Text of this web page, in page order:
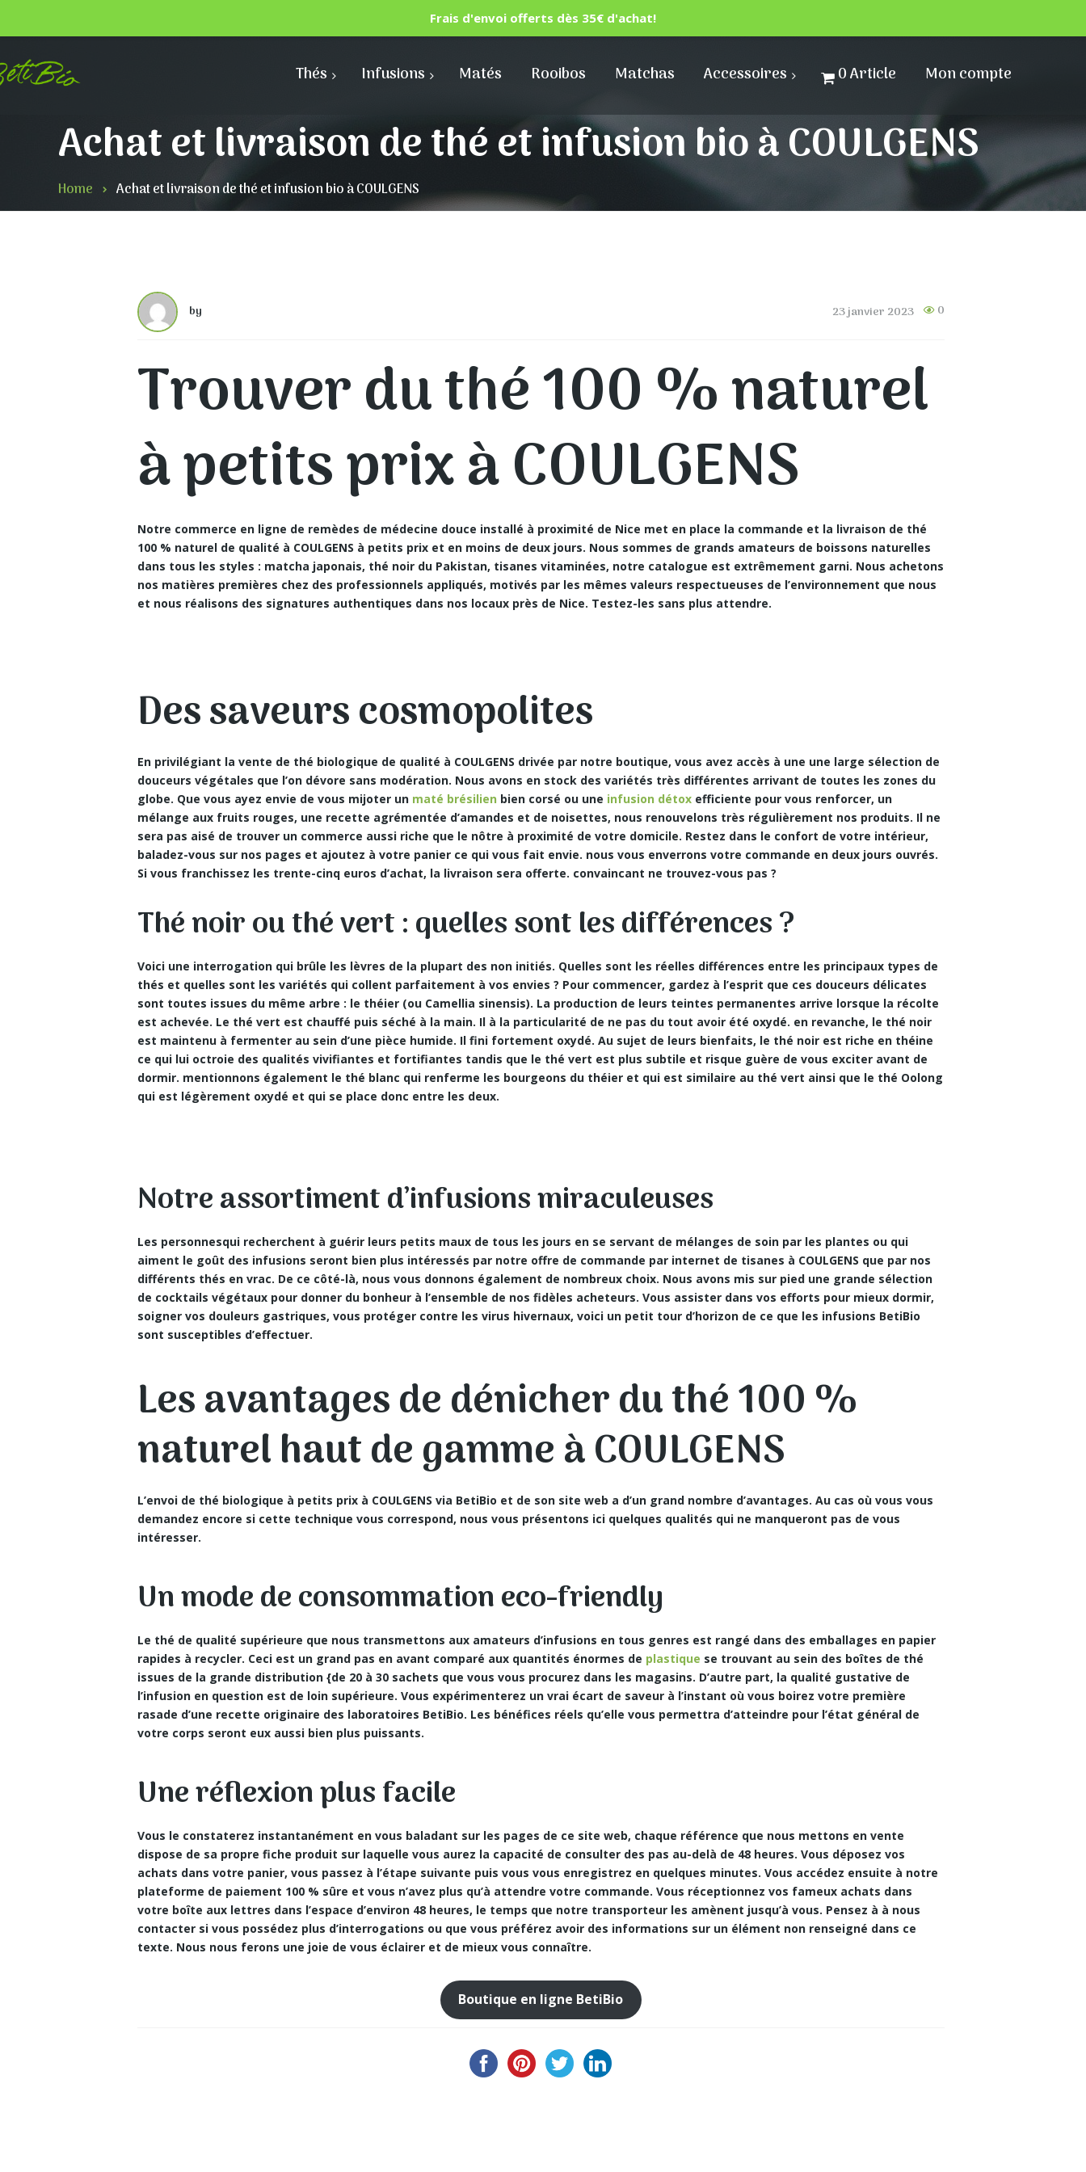
Thés Infusions Matés Rooibos Matchas Accessoires 0 Article Mon compte
Achat et livraison de thé et infusion bio à COULGENS
Home Achat et livraison de thé et infusion bio à COULGENS
by 23 janvier 2023 0
Trouver du thé 100 % naturel
à petits prix à COULGENS
Notre commerce en ligne de remèdes de médecine douce installé à proximité de Nice met en place la commande et la livraison de thé
100 % naturel de qualité à COULGENS à petits prix et en moins de deux jours. Nous sommes de grands amateurs de boissons naturelles
dans tous les styles : matcha japonais, thé noir du Pakistan, tisanes vitaminées, notre catalogue est extrêmement garni. Nous achetons
nos matières premières chez des professionnels appliqués, motivés par les mêmes valeurs respectueuses de l’environnement que nous
et nous réalisons des signatures authentiques dans nos locaux près de Nice. Testez-les sans plus attendre.
Des saveurs cosmopolites
En privilégiant la vente de thé biologique de qualité à COULGENS drivée par notre boutique, vous avez accès à une une large sélection de
douceurs végétales que l’on dévore sans modération. Nous avons en stock des variétés très différentes arrivant de toutes les zones du
globe. Que vous ayez envie de vous mijoter un maté brésilien bien corsé ou une infusion détox efficiente pour vous renforcer, un
mélange aux fruits rouges, une recette agrémentée d’amandes et de noisettes, nous renouvelons très régulièrement nos produits. Il ne
sera pas aisé de trouver un commerce aussi riche que le nôtre à proximité de votre domicile. Restez dans le confort de votre intérieur,
baladez-vous sur nos pages et ajoutez à votre panier ce qui vous fait envie. nous vous enverrons votre commande en deux jours ouvrés.
Si vous franchissez les trente-cinq euros d’achat, la livraison sera offerte. convaincant ne trouvez-vous pas ?
Thé noir ou thé vert : quelles sont les différences ?
Voici une interrogation qui brûle les lèvres de la plupart des non initiés. Quelles sont les réelles différences entre les principaux types de
thés et quelles sont les variétés qui collent parfaitement à vos envies ? Pour commencer, gardez à l’esprit que ces douceurs délicates
sont toutes issues du même arbre : le théier (ou Camellia sinensis). La production de leurs teintes permanentes arrive lorsque la récolte
est achevée. Le thé vert est chauffé puis séché à la main. Il à la particularité de ne pas du tout avoir été oxydé. en revanche, le thé noir
est maintenu à fermenter au sein d’une pièce humide. Il fini fortement oxydé. Au sujet de leurs bienfaits, le thé noir est riche en théine
ce qui lui octroie des qualités vivifiantes et fortifiantes tandis que le thé vert est plus subtile et risque guère de vous exciter avant de
dormir. mentionnons également le thé blanc qui renferme les bourgeons du théier et qui est similaire au thé vert ainsi que le thé Oolong
qui est légèrement oxydé et qui se place donc entre les deux.
Notre assortiment d’infusions miraculeuses
Les personnesqui recherchent à guérir leurs petits maux de tous les jours en se servant de mélanges de soin par les plantes ou qui
aiment le goût des infusions seront bien plus intéressés par notre offre de commande par internet de tisanes à COULGENS que par nos
différents thés en vrac. De ce côté-là, nous vous donnons également de nombreux choix. Nous avons mis sur pied une grande sélection
de cocktails végétaux pour donner du bonheur à l’ensemble de nos fidèles acheteurs. Vous assister dans vos efforts pour mieux dormir,
soigner vos douleurs gastriques, vous protéger contre les virus hivernaux, voici un petit tour d’horizon de ce que les infusions BetiBio
sont susceptibles d’effectuer.
Les avantages de dénicher du thé 100 %
naturel haut de gamme à COULGENS
L’envoi de thé biologique à petits prix à COULGENS via BetiBio et de son site web a d’un grand nombre d’avantages. Au cas où vous vous
demandez encore si cette technique vous correspond, nous vous présentons ici quelques qualités qui ne manqueront pas de vous
intéresser.
Un mode de consommation eco-friendly
Le thé de qualité supérieure que nous transmettons aux amateurs d’infusions en tous genres est rangé dans des emballages en papier
rapides à recycler. Ceci est un grand pas en avant comparé aux quantités énormes de plastique se trouvant au sein des boîtes de thé
issues de la grande distribution {de 20 à 30 sachets que vous vous procurez dans les magasins. D’autre part, la qualité gustative de
l’infusion en question est de loin supérieure. Vous expérimenterez un vrai écart de saveur à l’instant où vous boirez votre première
rasade d’une recette originaire des laboratoires BetiBio. Les bénéfices réels qu’elle vous permettra d’atteindre pour l’état général de
votre corps seront eux aussi bien plus puissants.
Une réflexion plus facile
Vous le constaterez instantanément en vous baladant sur les pages de ce site web, chaque référence que nous mettons en vente
dispose de sa propre fiche produit sur laquelle vous aurez la capacité de consulter des pas au-delà de 48 heures. Vous déposez vos
achats dans votre panier, vous passez à l’étape suivante puis vous vous enregistrez en quelques minutes. Vous accédez ensuite à notre
plateforme de paiement 100 % sûre et vous n’avez plus qu’à attendre votre commande. Vous réceptionnez vos fameux achats dans
votre boîte aux lettres dans l’espace d’environ 48 heures, le temps que notre transporteur les amènent jusqu’à vous. Pensez à à nous
contacter si vous possédez plus d’interrogations ou que vous préférez avoir des informations sur un élément non renseigné dans ce
texte. Nous nous ferons une joie de vous éclairer et de mieux vous connaître.
Boutique en ligne BetiBio
Frais d'envoi offerts dès 35€ d'achat!